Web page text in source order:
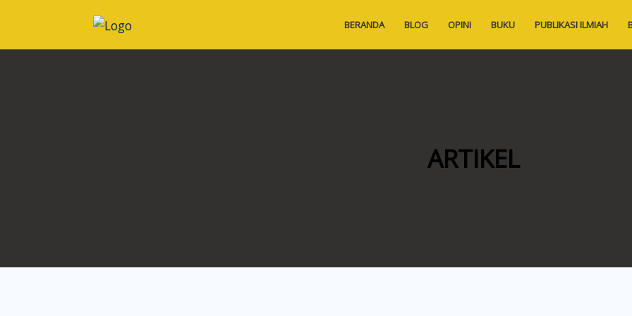
BERANDA BLOG OPINI BUKU PUBLIKASI ILMIAH
ARTIKEL